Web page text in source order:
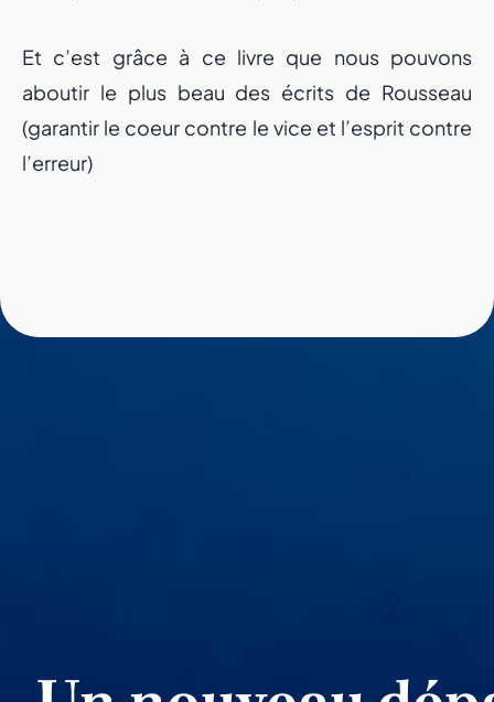
Et c’est grâce à ce livre que nous pouvons
aboutir le plus beau des écrits de Rousseau
(garantir le coeur contre le vice et l’esprit contre
l’erreur)